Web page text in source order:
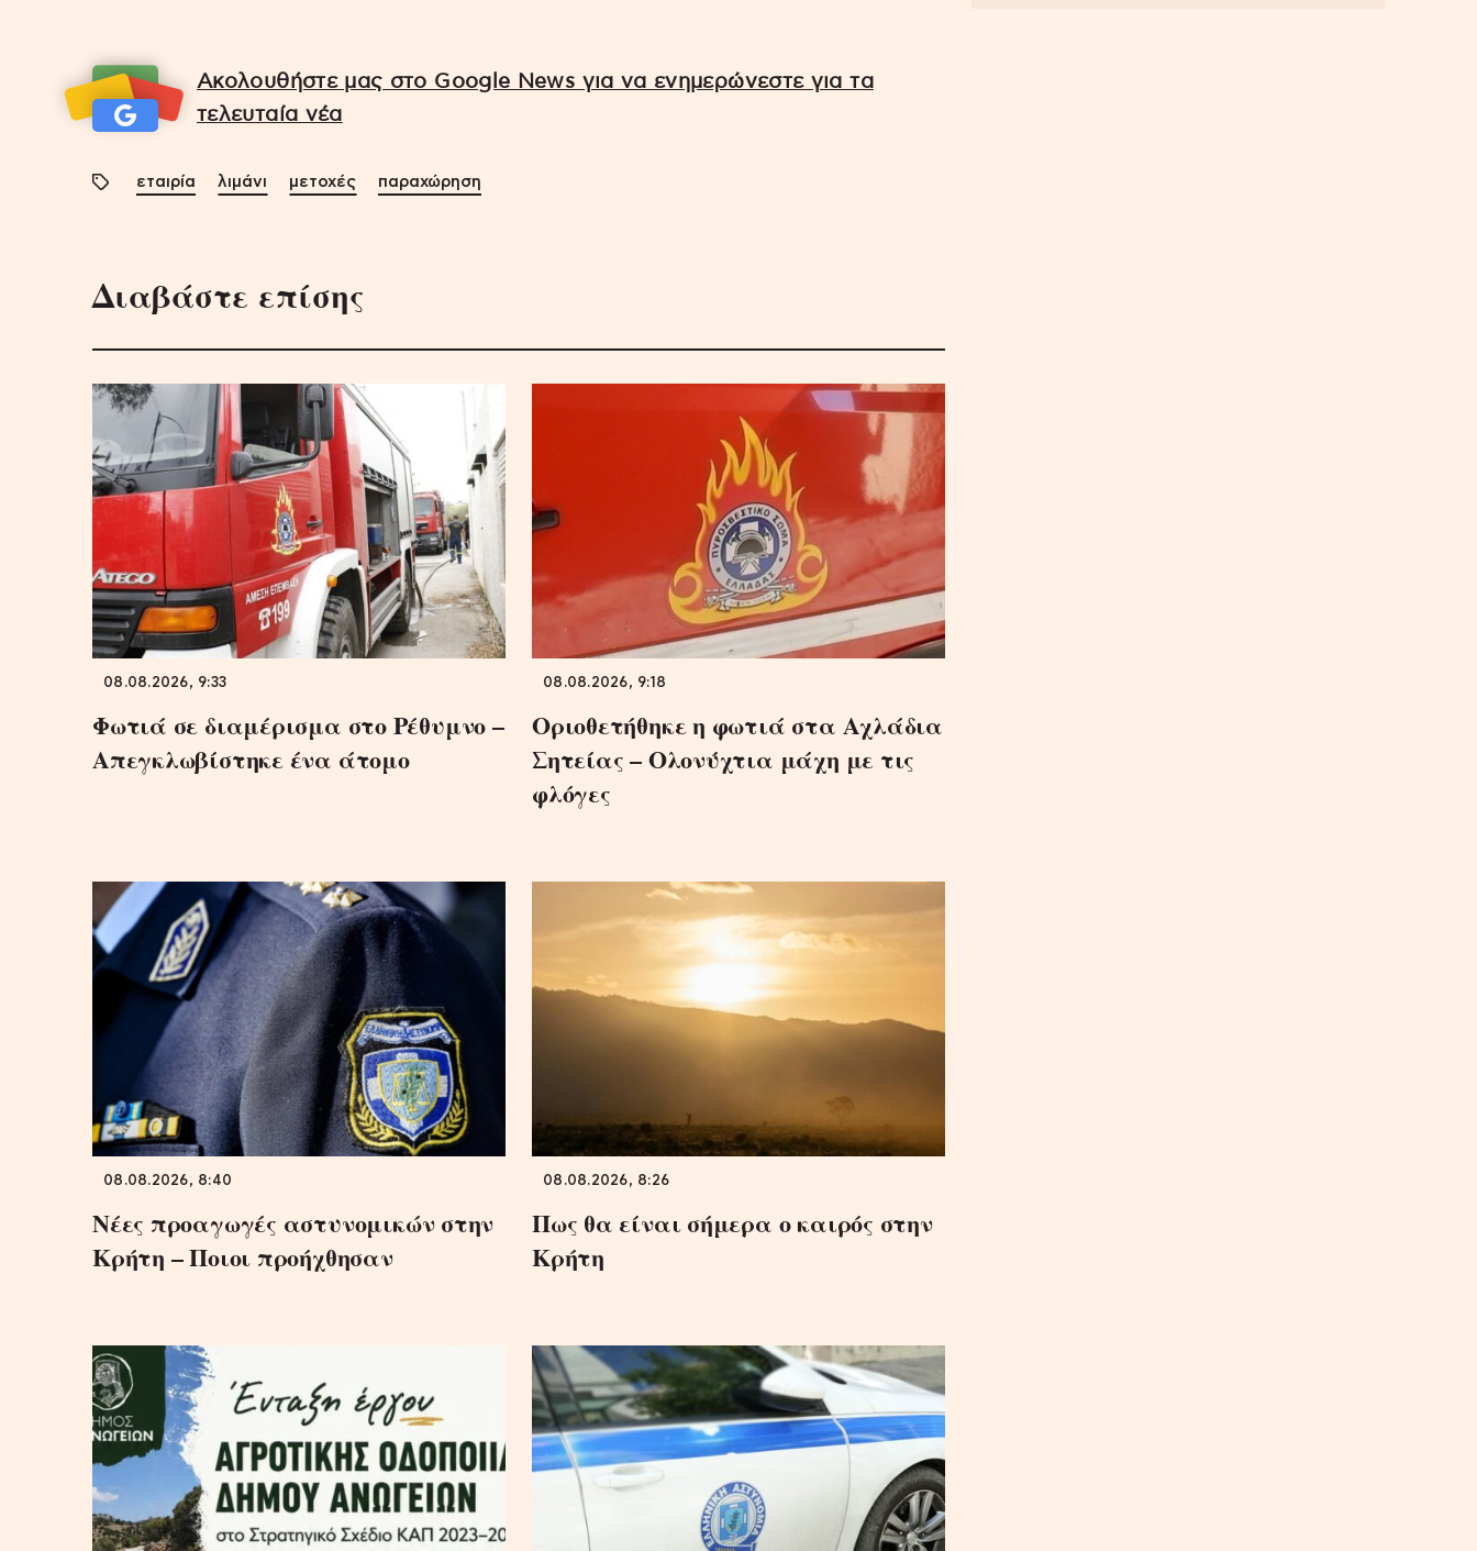
Ακολουθήστε μας στο Google News για να ενημερώνεστε για τα
τελευταία νέα
εταιρία λιμάνι μετοχές παραχώρηση
Διαβάστε επίσης
08.08.2026, 9:33
Φωτιά σε διαμέρισμα στο Ρέθυμνο –
Απεγκλωβίστηκε ένα άτομο
08.08.2026, 9:18
Οριοθετήθηκε η φωτιά στα Αχλάδια
Σητείας – Ολονύχτια μάχη με τις
φλόγες
08.08.2026, 8:40
Νέες προαγωγές αστυνομικών στην
Κρήτη – Ποιοι προήχθησαν
08.08.2026, 8:26
Πως θα είναι σήμερα ο καιρός στην
Κρήτη